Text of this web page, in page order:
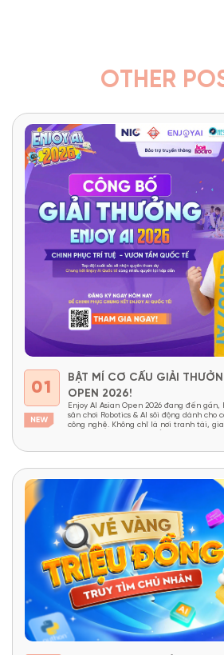
OTHER
01
BẬT MÍ CƠ CẤU GIẢI
OPEN 2026!
Enjoy AI Asian Open 2026 đang đến
sân chơi Robotics & AI sôi động dành cho
công nghệ. Không chỉ là nơi tranh tài,